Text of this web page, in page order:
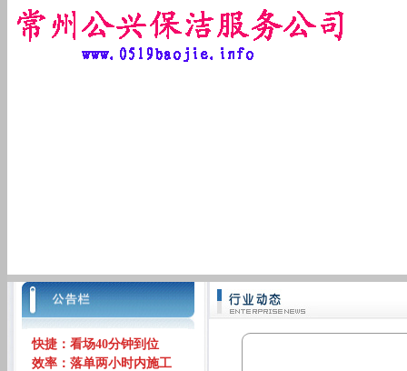
快捷：看场40分钟到位
效率：落单两小时内施工